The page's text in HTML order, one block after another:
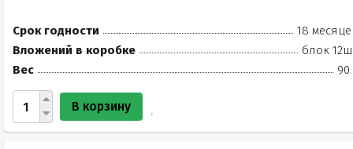
Срок годности
18
Вложений в коробке
блок
Вес
90
В корзину